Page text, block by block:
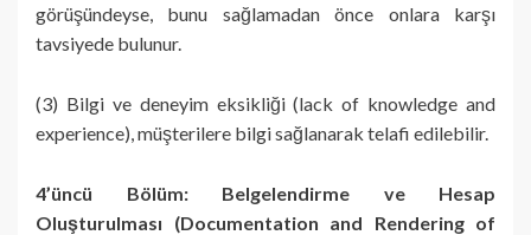
görüşündeyse, bunu sağlamadan önce onlara karşı
tavsiyede bulunur.
(3) Bilgi ve deneyim eksikliği (lack of knowledge and
experience), müşterilere bilgi sağlanarak telafi edilebilir.
4’üncü Bölüm: Belgelendirme ve Hesap
Oluşturulması (Documentation and Rendering of